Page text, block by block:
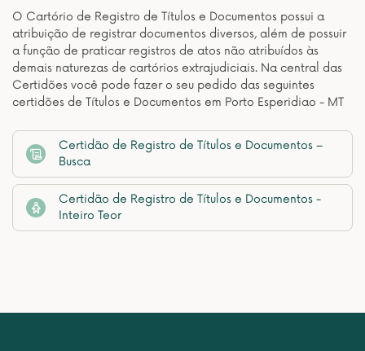
O Cartório de Registro de Títulos e Documentos possui a
atribuição de registrar documentos diversos, além de possuir
a função de praticar registros de atos não atribuídos às
demais naturezas de cartórios extrajudiciais. Na central das
Certidões você pode fazer o seu pedido das seguintes
certidões de Títulos e Documentos em Porto Esperidiao - MT
Certidão de Registro de Títulos e Documentos –
Busca
Certidão de Registro de Títulos e Documentos -
Inteiro Teor